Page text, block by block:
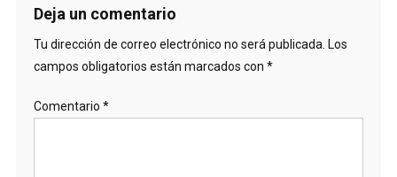
Deja un comentario
Tu dirección de correo electrónico no será publicada. Los
campos obligatorios están marcados con *
Comentario *